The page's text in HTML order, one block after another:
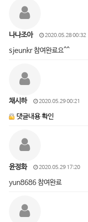
나나조아 2020.05.28 00:32
sjeunkr 참여완료요^^
채시하 2020.05.29 00:21
댓글내용 확인
윤정화 2020.05.29 17:20
yun8686 참여완료